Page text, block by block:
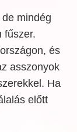
mindég
fűszer.
és
asszonyok
Ha
előtt